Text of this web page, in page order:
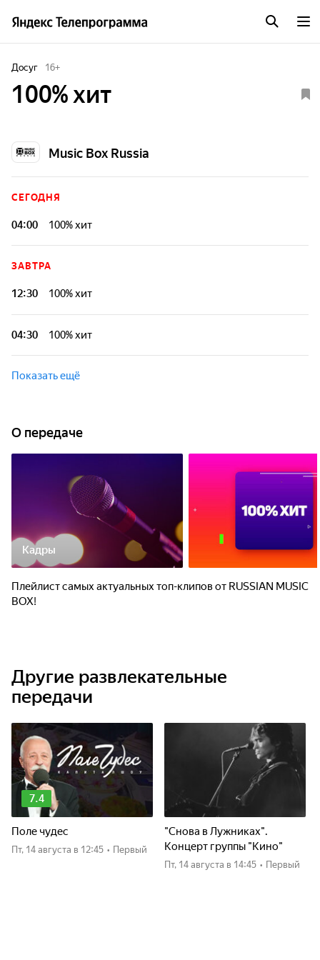
Досуг 16+
100% хит
Music Box Russia
СЕГОДНЯ
04:00 100% хит
ЗАВТРА
12:30 100% хит
04:30 100% хит
Показать ещё
О передаче
Кадры
Плейлист самых актуальных топ-клипов oт RUSSIAN MUSIC
BOX!
Другие развлекательные
передачи
7.4
Поле чудес
пт, 14 августа в 12:45 • Первый
"Снова в Лужниках".
Концерт группы "Кино"
пт, 14 августа в 14:45 • Первый